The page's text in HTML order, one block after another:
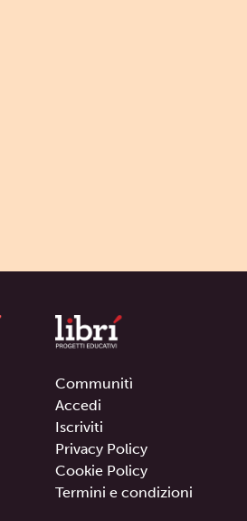
Communitì
Accedi
Iscriviti
Privacy Policy
Cookie Policy
Termini e condizioni